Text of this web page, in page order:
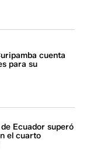
cuenta
para su
Ecuador superó
el cuarto